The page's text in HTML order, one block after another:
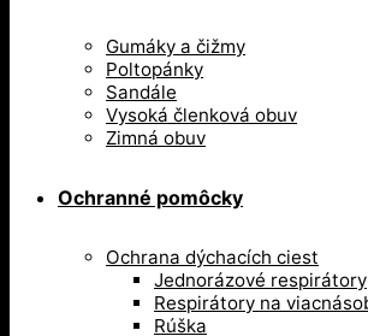
Gumáky a čižmy
Poltopánky
Sandále
Vysoká členková obuv
Zimná obuv
Ochranné pomôcky
Ochrana dýchacích ciest
Jednorázové respirátory
Respirátory na
Rúška